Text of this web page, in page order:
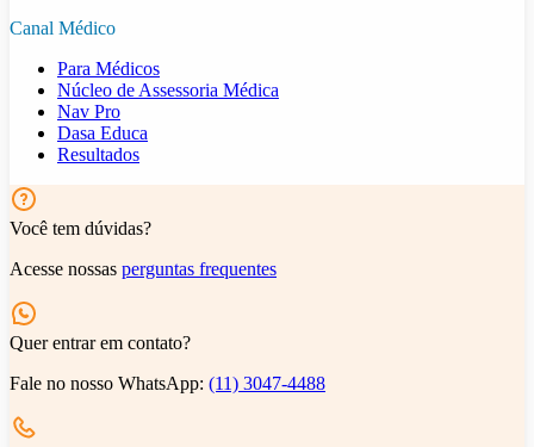
Canal Médico
Para Médicos
Núcleo de Assessoria Médica
Nav Pro
Dasa Educa
Resultados
Você tem dúvidas?
Acesse nossas perguntas frequentes
Quer entrar em contato?
Fale no nosso WhatsApp: (11) 3047-4488